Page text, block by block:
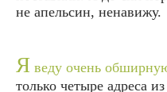
не апельсин, ненавижу.
Я веду очень
только четыре адреса